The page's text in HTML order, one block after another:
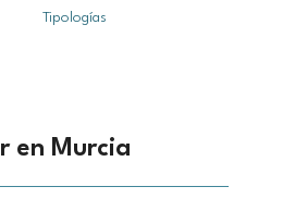
Tipologías
en Murcia